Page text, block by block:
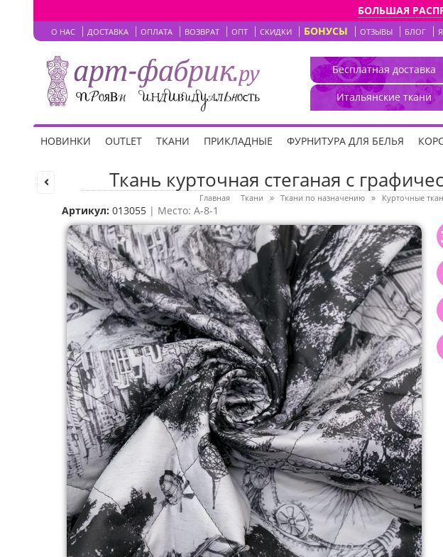
БОЛЬШАЯ
О НАС ДОСТАВКА ОПЛАТА ВОЗВРАТ ОПТ СКИДКИ БОНУСЫ ОТЗЫВЫ БЛОГ Я
Бесплатная доставка
Итальянские ткани
НОВИНКИ OUTLET ТКАНИ ПРИКЛАДНЫЕ ФУРНИТУРА ДЛЯ БЕЛЬЯ
Ткань курточная стеганая с
Главная Ткани » Ткани по назначению » Курточные
Артикул: 013055 | Место: A-8-1